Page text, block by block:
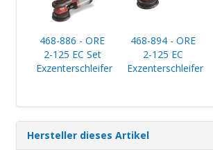
468-886 - ORE
2-125 EC Set
Exzenterschleifer
468-894 - ORE
2-125 EC
Exzenterschleifer
Hersteller dieses Artikel